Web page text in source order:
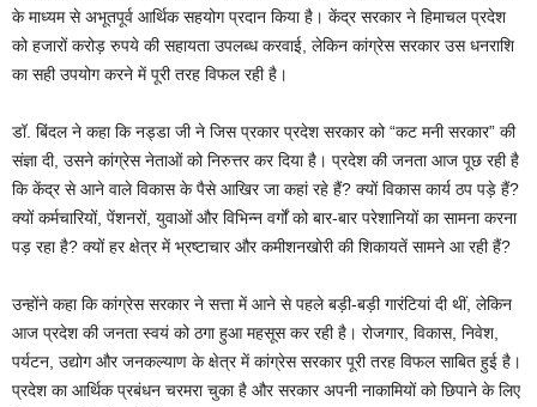
के माध्यम से अभूतपूर्व आर्थिक सहयोग प्रदान किया है। केंद्र सरकार ने हिमाचल प्रदेश
को हजारों करोड़ रुपये की सहायता उपलब्ध करवाई, लेकिन कांग्रेस सरकार उस धनराशि
का सही उपयोग करने में पूरी तरह विफल रही है।
डॉ. बिंदल ने कहा कि नड्डा जी ने जिस प्रकार प्रदेश सरकार को “कट मनी सरकार” की
संज्ञा दी, उसने कांग्रेस नेताओं को निरुत्तर कर दिया है। प्रदेश की जनता आज पूछ रही है
कि केंद्र से आने वाले विकास के पैसे आखिर जा कहां रहे हैं? क्यों विकास कार्य ठप पड़े हैं?
क्यों कर्मचारियों, पेंशनरों, युवाओं और विभिन्न वर्गों को बार-बार परेशानियों का सामना करना
पड़ रहा है? क्यों हर क्षेत्र में भ्रष्टाचार और कमीशनखोरी की शिकायतें सामने आ रही हैं?
उन्होंने कहा कि कांग्रेस सरकार ने सत्ता में आने से पहले बड़ी-बड़ी गारंटियां दी थीं, लेकिन
आज प्रदेश की जनता स्वयं को ठगा हुआ महसूस कर रही है। रोजगार, विकास, निवेश,
पर्यटन, उद्योग और जनकल्याण के क्षेत्र में कांग्रेस सरकार पूरी तरह विफल साबित हुई है।
प्रदेश का आर्थिक प्रबंधन चरमरा चुका है और सरकार अपनी नाकामियों को छिपाने के लिए